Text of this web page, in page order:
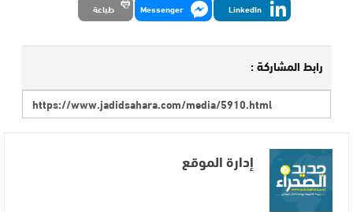
LinkedIn
Messenger طباعة
رابط المشاركة :
إدارة الموقع